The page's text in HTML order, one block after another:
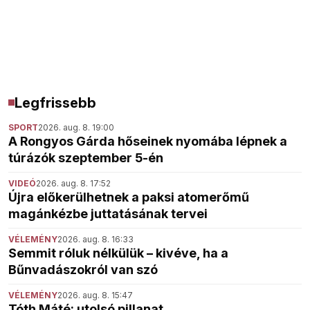
Legfrissebb
SPORT2026. aug. 8. 19:00
A Rongyos Gárda hőseinek nyomába lépnek a
túrázók szeptember 5-én
VIDEÓ2026. aug. 8. 17:52
Újra előkerülhetnek a paksi atomerőmű
magánkézbe juttatásának tervei
VÉLEMÉNY2026. aug. 8. 16:33
Semmit róluk nélkülük – kivéve, ha a
Bűnvadászokról van szó
VÉLEMÉNY2026. aug. 8. 15:47